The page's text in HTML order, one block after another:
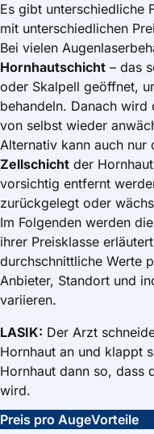
Es gibt unterschiedliche
mit unterschiedlichen
Bei vielen
Hornhautschicht – das
oder Skalpell geöffnet,
behandeln. Danach
von selbst wieder
Alternativ kann auch nur
Zellschicht der
vorsichtig entfernt
zurückgelegt oder
Im Folgenden werden
ihrer Preisklasse
durchschnittliche Werte
Anbieter, Standort und
variieren.
LASIK: Der Arzt
Hornhaut an und klappt
Hornhaut dann so, dass
wird.
Preis pro AugeVorteile